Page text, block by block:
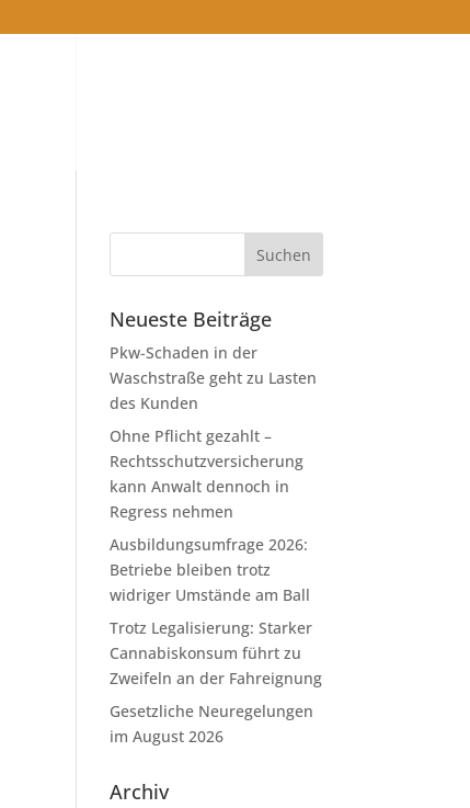
Neueste Beiträge
Pkw-Schaden in der
Waschstraße geht zu Lasten
des Kunden
Ohne Pflicht gezahlt –
Rechtsschutzversicherung
kann Anwalt dennoch in
Regress nehmen
Ausbildungsumfrage 2026:
Betriebe bleiben trotz
widriger Umstände am Ball
Trotz Legalisierung: Starker
Cannabiskonsum führt zu
Zweifeln an der Fahreignung
Gesetzliche Neuregelungen
im August 2026
Archiv